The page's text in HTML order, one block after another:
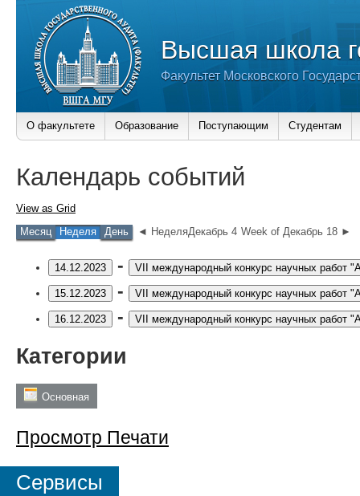
Высшая школа
Факультет Московского
О факультете Образование Поступающим Студентам
Календарь событий
View as Grid
Месяц
Неделя День ◄ НеделяДекабрь 4 Week of Декабрь 18 ►
14.12.2023 - VII международный конкурс научных работ
15.12.2023 - VII международный конкурс научных работ
16.12.2023 - VII международный конкурс научных работ
Категории
Основная
Просмотр Печати
Сервисы